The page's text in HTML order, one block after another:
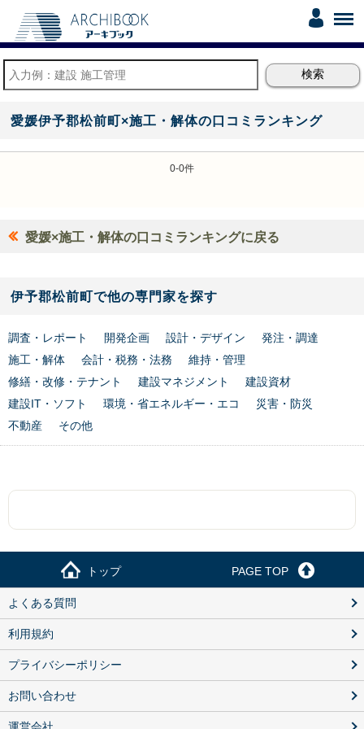
愛媛伊予郡松前町×施工・解体の口コミランキング
0-0件
愛媛×施工・解体の口コミランキングに戻る
伊予郡松前町で他の専門家を探す
調査・レポート 開発企画 設計・デザイン
発注・調達
施工・解体
会計・税務・法務
維持・管理
修繕・改修・テナント
建設マネジメント
建設資材
建設IT・ソフト
環境・省エネルギー・エコ
災害・防災
不動産
その他
トップ PAGE TOP
よくある質問
利用規約
プライバシーポリシー
お問い合わせ
運営会社